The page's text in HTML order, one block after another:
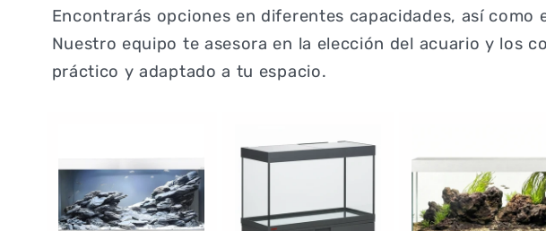
Encontrarás opciones en diferentes capacidades, así
Nuestro equipo te asesora en la elección del acuario y los
práctico y adaptado a tu espacio.